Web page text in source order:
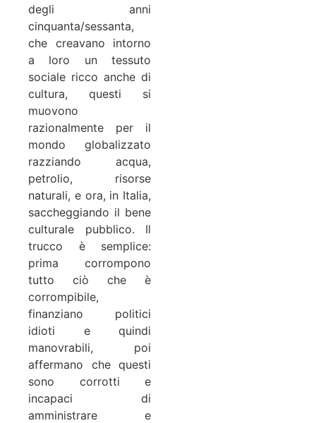
degli anni
cinquanta/sessanta,
che creavano intorno
a loro un tessuto
sociale ricco anche di
cultura, questi si
muovono
razionalmente per il
mondo globalizzato
razziando acqua,
petrolio, risorse
naturali, e ora, in Italia,
saccheggiando il bene
culturale pubblico. Il
trucco è semplice:
prima corrompono
tutto ciò che è
corrompibile,
finanziano politici
idioti e quindi
manovrabili, poi
affermano che questi
sono corrotti e
incapaci di
amministrare e